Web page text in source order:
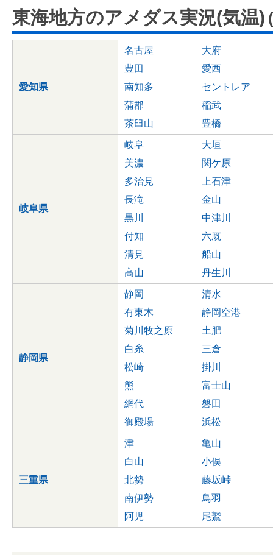
東海地方のアメダス実況(気温)
愛知県
名古屋
大府
豊田
愛西
南知多
セントレア
蒲郡
稲武
茶臼山
豊橋
岐阜県
岐阜
大垣
美濃
関ケ原
多治見
上石津
長滝
金山
黒川
中津川
付知
六厩
清見
船山
高山
丹生川
静岡県
静岡
清水
有東木
静岡空港
菊川牧之原
土肥
白糸
三倉
松崎
掛川
熊
富士山
網代
磐田
御殿場
浜松
三重県
津
亀山
白山
小俣
北勢
藤坂峠
南伊勢
鳥羽
阿児
尾鷲